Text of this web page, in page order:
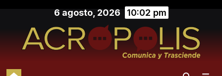
contenido
6 agosto, 2026 10:02 pm